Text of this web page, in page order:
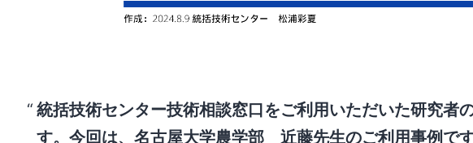
統括技術センター技術相談窓口をご利用いただいた研究者
す。今回は、名古屋大学農学部 近藤先生のご利用事例で